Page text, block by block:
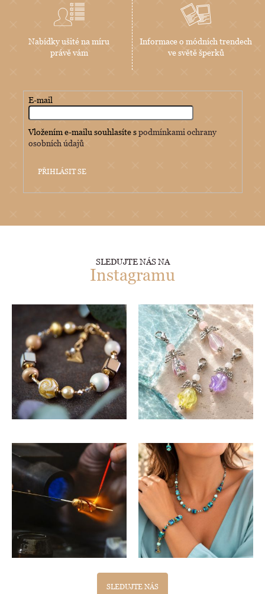
Nabídky ušité na míru
právě vám
Informace o módních trendech
ve světě šperků
E-mail
Vložením e-mailu souhlasíte spodmínkami ochrany
osobních údajů
PŘIHLÁSIT SE
SLEDUJTE NÁS NA
Instagramu
SLEDUJTE NÁS